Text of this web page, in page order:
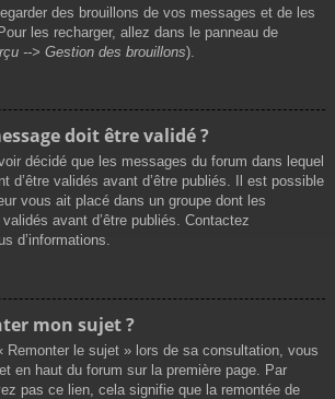
des brouillons de vos messages et de les
les recharger, allez dans le panneau de
--> Gestion des brouillons).
doit être validé ?
décidé que les messages du forum dans lequel
d’être validés avant d’être publiés. Il est possible
vous ait placé dans un groupe dont les
avant d’être publiés. Contactez
d’informations.
mon sujet ?
Remonter le sujet » lors de sa consultation, vous
en haut du forum sur la première page. Par
pas ce lien, cela signifie que la remontée de